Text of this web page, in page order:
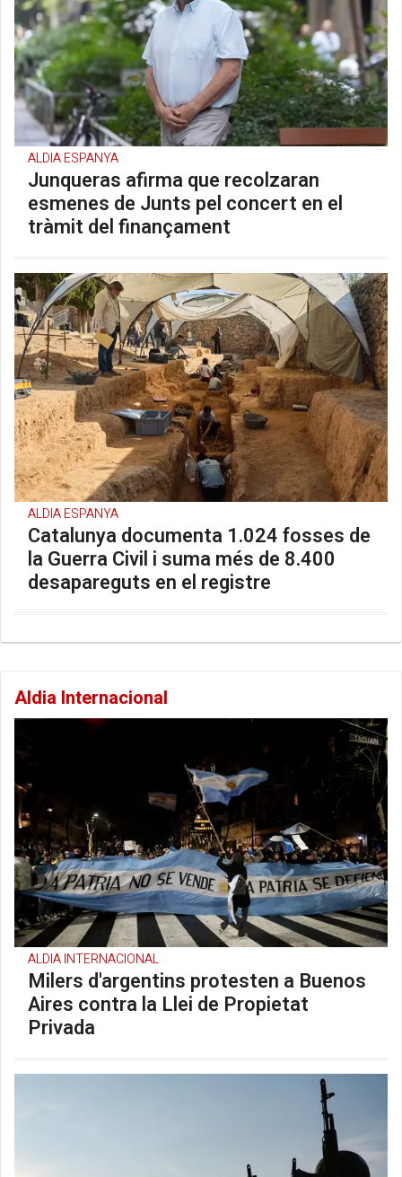
ALDIA ESPANYA
Junqueras afirma que recolzaran
esmenes de Junts pel concert en el
tràmit del finançament
ALDIA ESPANYA
Catalunya documenta 1.024 fosses de
la Guerra Civil i suma més de 8.400
desapareguts en el registre
Aldia Internacional
ALDIA INTERNACIONAL
Milers d'argentins protesten a Buenos
Aires contra la Llei de Propietat
Privada